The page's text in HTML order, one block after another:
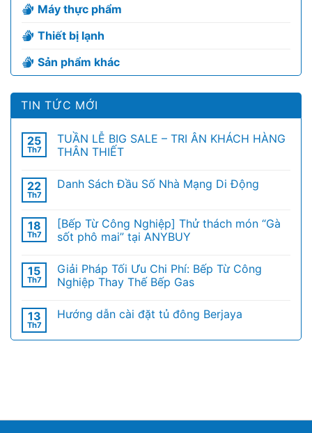
Máy thực phẩm
Thiết bị lạnh
Sản phẩm khác
TIN TỨC MỚI
25
Th7
TUẦN LỄ BIG SALE – TRI ÂN KHÁCH HÀNG
THÂN THIẾT
22
Th7
Danh Sách Đầu Số Nhà Mạng Di Động
18
Th7
[Bếp Từ Công Nghiệp] Thử thách món “Gà
sốt phô mai” tại ANYBUY
15
Th7
Giải Pháp Tối Ưu Chi Phí: Bếp Từ Công
Nghiệp Thay Thế Bếp Gas
13
Th7
Hướng dẫn cài đặt tủ đông Berjaya